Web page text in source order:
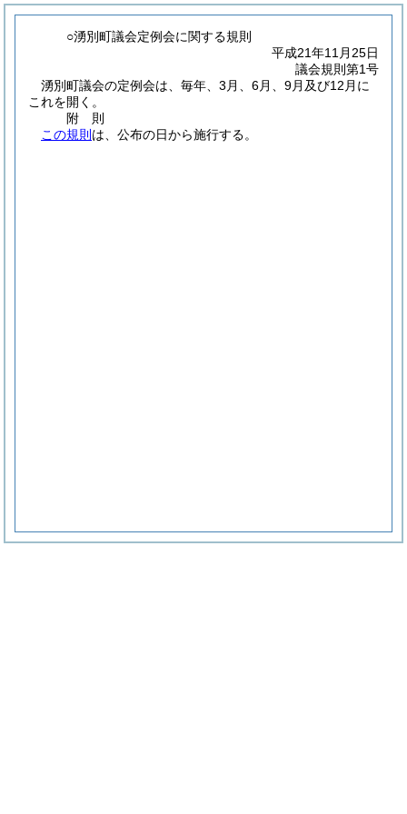
○湧別町議会定例会に関する規則
平成21年11月25日
議会規則第1号
湧別町議会の定例会は、毎年、3月、6月、9月及び12月に
これを開く。
附 則
この規則 は、公布の日から施行する。